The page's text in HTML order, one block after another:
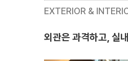
EXTERIOR &
외관은 과격하고, 실